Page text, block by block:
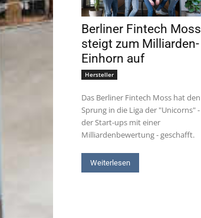
Berliner Fintech Moss
steigt zum Milliarden-
Einhorn auf
Hersteller
Das Berliner Fintech Moss hat den
Sprung in die Liga der "Unicorns" -
der Start-ups mit einer
Milliardenbewertung - geschafft.
Weiterlesen